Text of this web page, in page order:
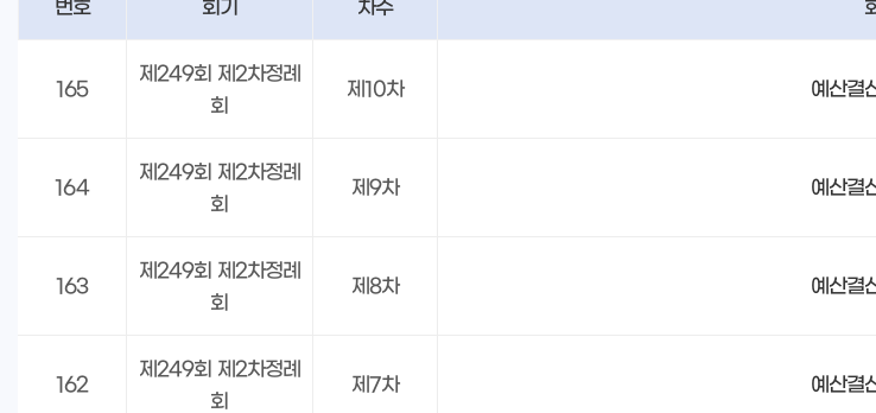
번호 회기 차수
165
제249회 제2차정례
회
제10차 예산결
164
제249회 제2차정례
회
제9차 예산결
163
제249회 제2차정례
회
제8차 예산결
162
제249회 제2차정례
회
제7차 예산결